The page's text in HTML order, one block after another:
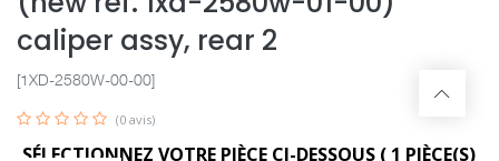
caliper assy, rear 2
[1XD-2580W-00-00]
(0 avis)
SÉLECTIONNEZ VOTRE PIÈCE CI-DESSOUS ( 1 PIÈCE(S)